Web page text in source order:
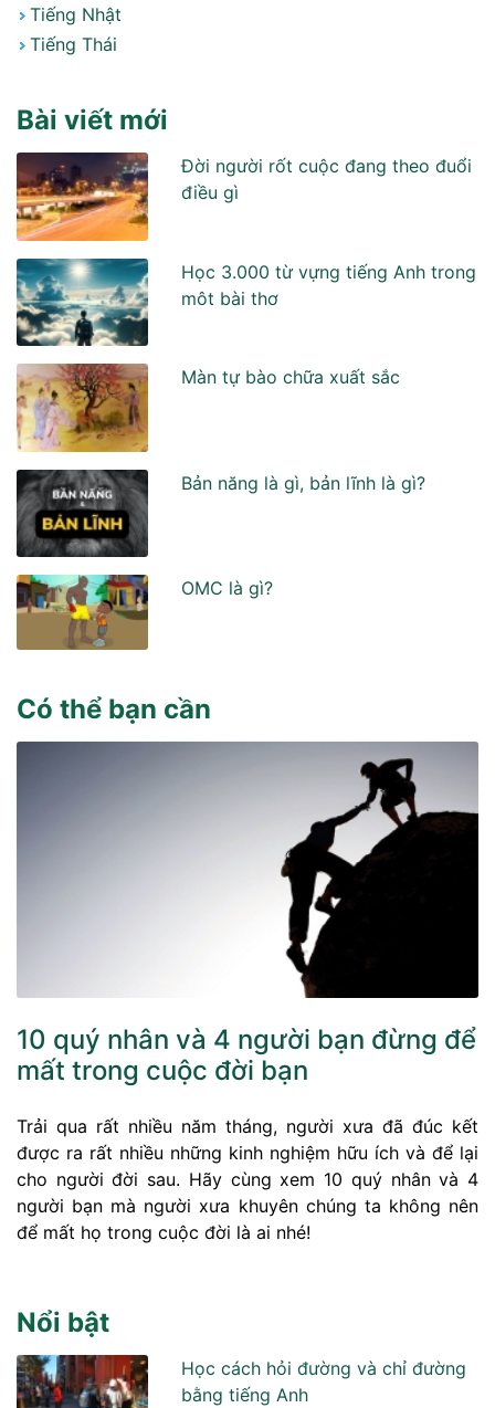
Tiếng Nhật
Tiếng Thái
Bài viết mới
Đời người rốt cuộc đang theo đuổi
điều gì
Học 3.000 từ vựng tiếng Anh trong
môt bài thơ
Màn tự bào chữa xuất sắc
Bản năng là gì, bản lĩnh là gì?
OMC là gì?
Có thể bạn cần
10 quý nhân và 4 người bạn đừng để
mất trong cuộc đời bạn
Trải qua rất nhiều năm tháng, người xưa đã đúc kết
được ra rất nhiều những kinh nghiệm hữu ích và để lại
cho người đời sau. Hãy cùng xem 10 quý nhân và 4
người bạn mà người xưa khuyên chúng ta không nên
để mất họ trong cuộc đời là ai nhé!
Nổi bật
Học cách hỏi đường và chỉ đường
bằng tiếng Anh